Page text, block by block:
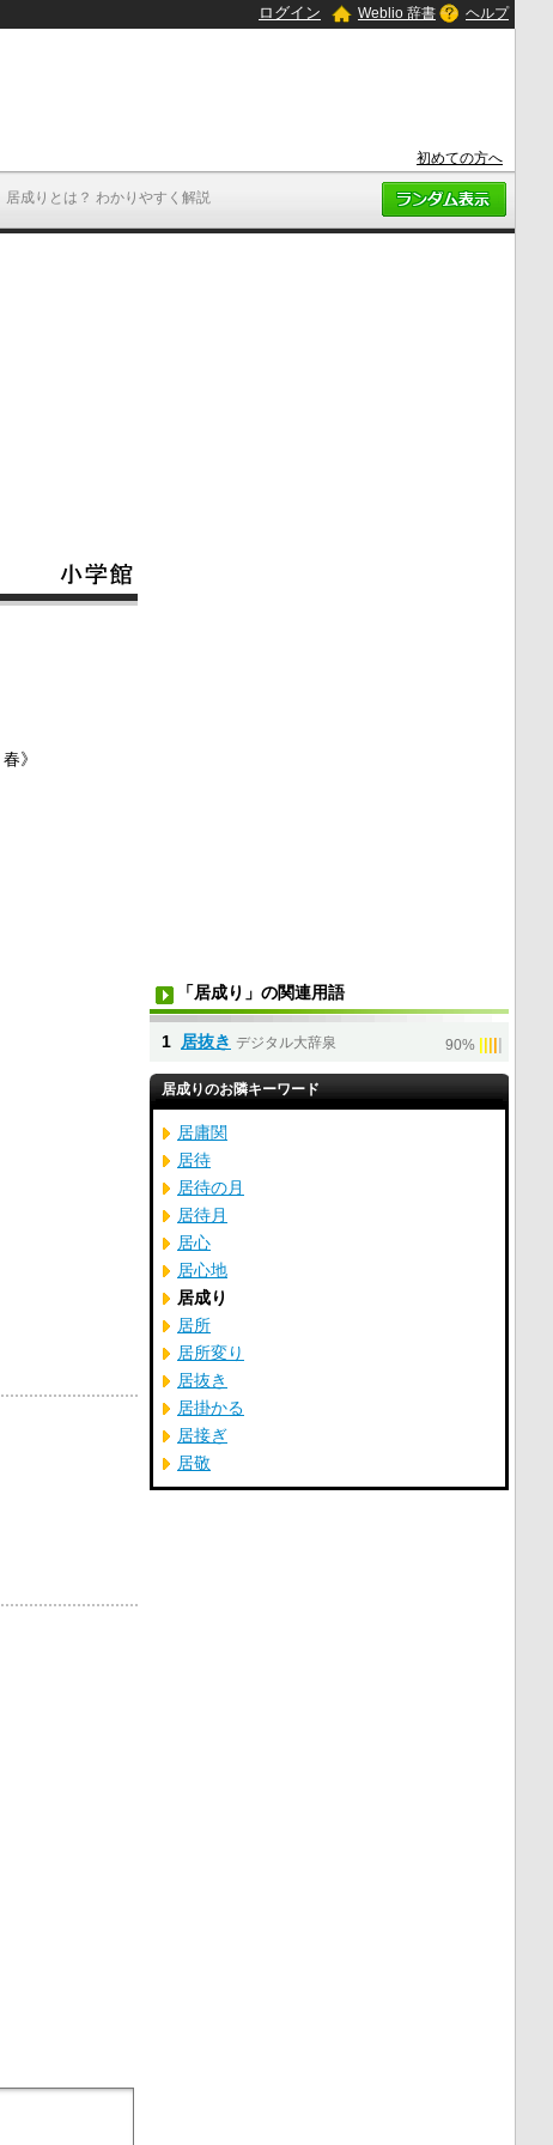
居成りとは？ わかりやすく解説
ログイン Weblio 辞書 ヘルプ
初めての方へ
春》
「居成り」の関連用語
1 居抜き デジタル大辞泉 90%
居成りのお隣キーワード
居庸関
居待
居待の月
居待月
居心
居心地
居成り
居所
居所変り
居抜き
居掛かる
居接ぎ
居敬